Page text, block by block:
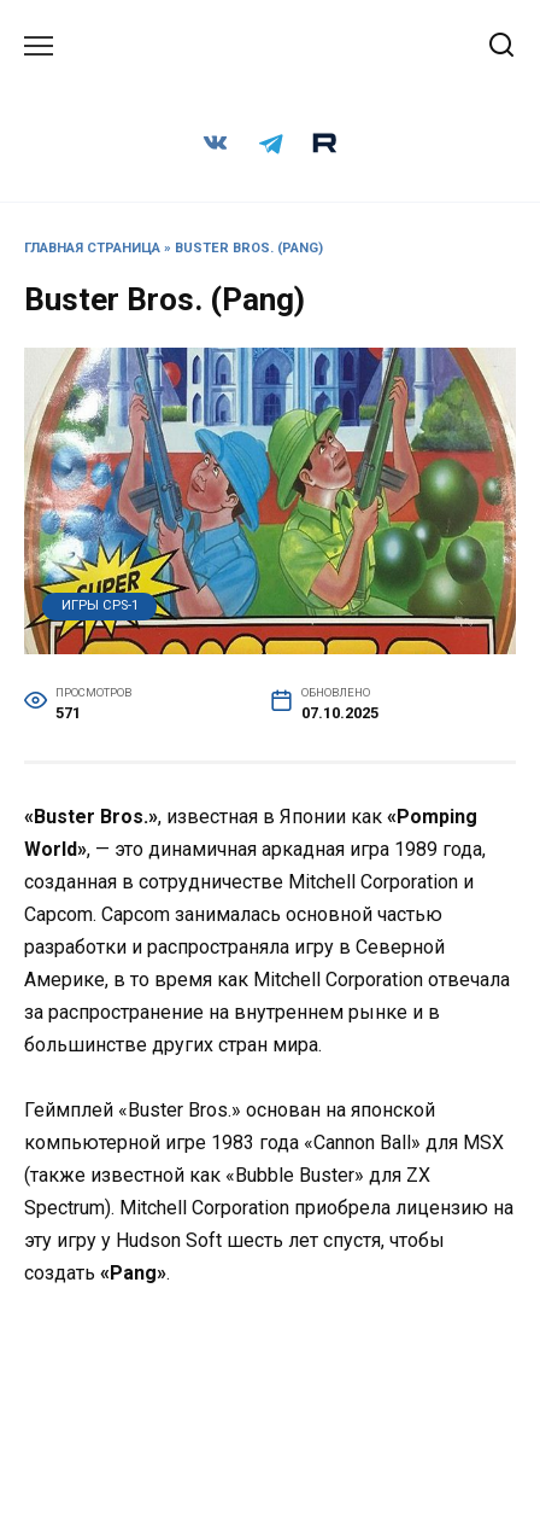
ГЛАВНАЯ СТРАНИЦА » BUSTER BROS. (PANG)
Buster Bros. (Pang)
ИГРЫ CPS-1
ПРОСМОТРОВ
571
ОБНОВЛЕНО
07.10.2025
«Buster Bros.», известная в Японии как «Pomping
World», — это динамичная аркадная игра 1989 года,
созданная в сотрудничестве Mitchell Corporation и
Capcom. Capcom занималась основной частью
разработки и распространяла игру в Северной
Америке, в то время как Mitchell Corporation отвечала
за распространение на внутреннем рынке и в
большинстве других стран мира.
Геймплей «Buster Bros.» основан на японской
компьютерной игре 1983 года «Cannon Ball» для MSX
(также известной как «Bubble Buster» для ZX
Spectrum). Mitchell Corporation приобрела лицензию на
эту игру у Hudson Soft шесть лет спустя, чтобы
создать «Pang».